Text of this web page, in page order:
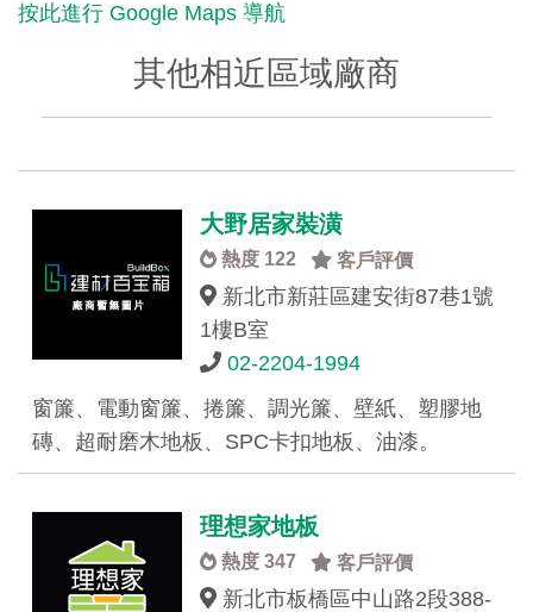
按此進行 Google Maps 導航
其他相近區域廠商
大野居家裝潢
熱度 122 客戶評價
新北市新莊區建安街87巷1號
1樓B室
02-2204-1994
窗簾、電動窗簾、捲簾、調光簾、壁紙、塑膠地
磚、超耐磨木地板、SPC卡扣地板、油漆。
理想家地板
熱度 347 客戶評價
新北市板橋區中山路2段388-